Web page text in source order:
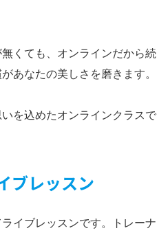
くても、オンラインだから続
あなたの美しさを磨きます。
を込めたオンラインクラスで
ブレッスン
イブレッスンです。トレーナ